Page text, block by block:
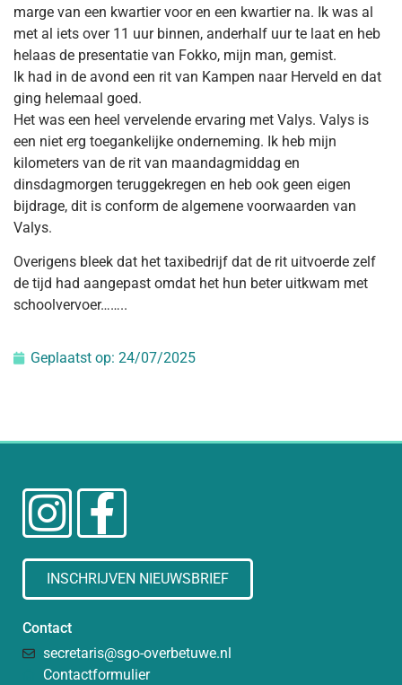
marge van een kwartier voor en een kwartier na. Ik was al
met al iets over 11 uur binnen, anderhalf uur te laat en heb
helaas de presentatie van Fokko, mijn man, gemist.
Ik had in de avond een rit van Kampen naar Herveld en dat
ging helemaal goed.
Het was een heel vervelende ervaring met Valys. Valys is
een niet erg toegankelijke onderneming. Ik heb mijn
kilometers van de rit van maandagmiddag en
dinsdagmorgen teruggekregen en heb ook geen eigen
bijdrage, dit is conform de algemene voorwaarden van
Valys.
Overigens bleek dat het taxibedrijf dat de rit uitvoerde zelf
de tijd had aangepast omdat het hun beter uitkwam met
schoolvervoer……..
Geplaatst op: 24/07/2025
INSCHRIJVEN NIEUWSBRIEF
Contact
secretaris@sgo-overbetuwe.nl
Contactformulier